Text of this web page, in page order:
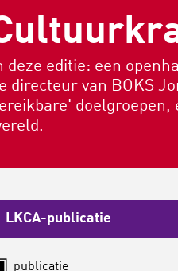
deze editie: een
directeur van BOKS
LKCA-publicatie
publicatie